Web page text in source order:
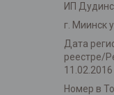
ИП
г. Миинск
Дата
реестре/
11.02.2016
Номер в